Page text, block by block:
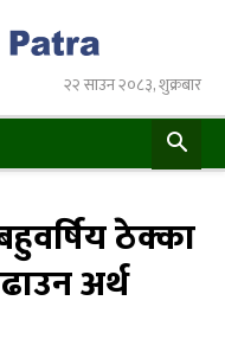
२२ साउन २०८३, शुक्रबार
ठेक्का
अर्थ